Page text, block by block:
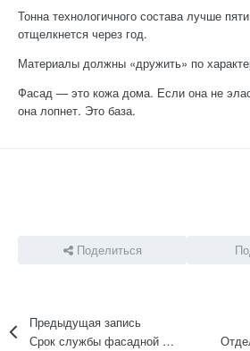
Тонна технологичного состава лучше
отщелкнется через год.
Материалы должны «дружить» по
Фасад — это кожа дома. Если она не
она лопнет. Это база.
Поделиться
Предыдущая запись
Срок службы фасадной штукатурки: от чего он реально зависит, а не по обещаниям производителей